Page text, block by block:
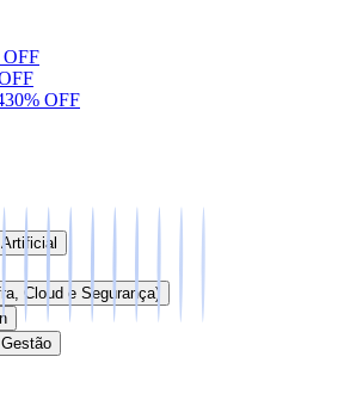
OFF
30% OFF
Cloud e Segurança)